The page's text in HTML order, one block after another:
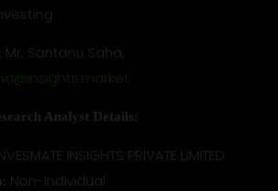
Mr. Santanu Saha,
Analyst Details:
INSIGHTS PRIVATE LIMITED
Non-Individual